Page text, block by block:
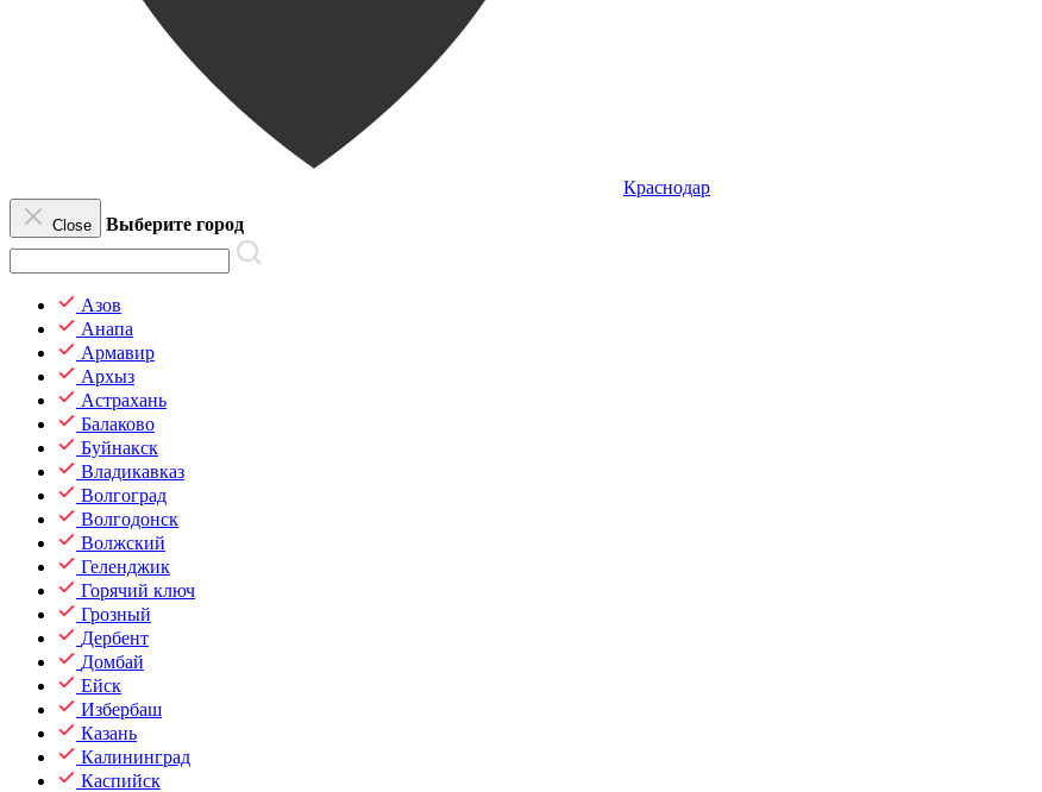
Краснодар
Close Выберите город
Азов
Анапа
Армавир
Архыз
Астрахань
Балаково
Буйнакск
Владикавказ
Волгоград
Волгодонск
Волжский
Геленджик
Горячий ключ
Грозный
Дербент
Домбай
Ейск
Избербаш
Казань
Калининград
Каспийск